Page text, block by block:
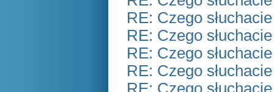
RE: Czego
RE: Czego
RE: Czego
RE: Czego
RE: Czego